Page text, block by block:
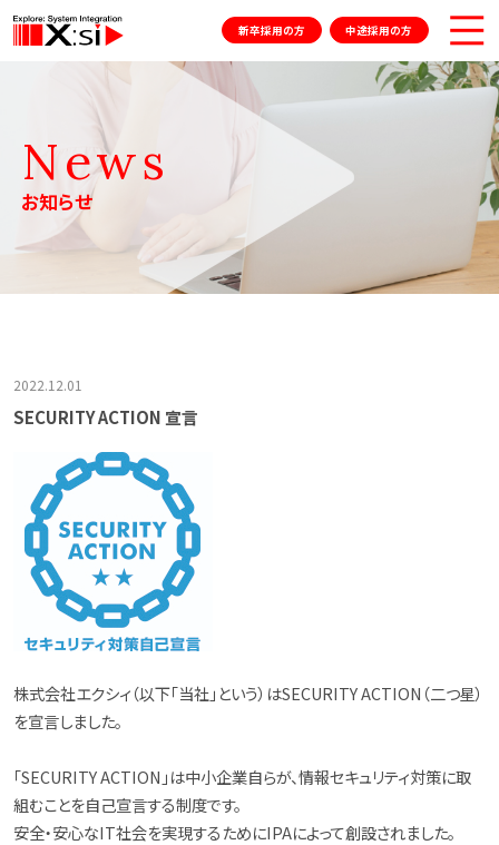
新卒採用の方 中途採用の方
News
お知らせ
2022.12.01
SECURITY ACTION 宣言
株式会社エクシィ（以下「当社」という）はSECURITY ACTION（二つ星）
を宣言しました。
「SECURITY ACTION」は中小企業自らが、情報セキュリティ対策に取
組むことを自己宣言する制度です。
安全・安心なIT社会を実現するためにIPAによって創設されました。